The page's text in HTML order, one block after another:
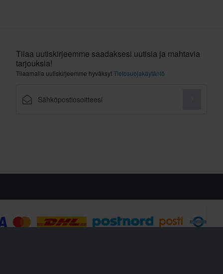
Tilaa uutiskirjeemme saadaksesi uutisia ja mahtavia
tarjouksia!
Tilaamalla uutiskirjeemme hyväksytTietosuojakäytäntö